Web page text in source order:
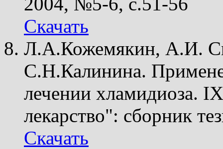
Скачать
Л.А.Кожемякин, А.И.
С.Н.Калинина.
лечении хламидиоза.
лекарство": сборник
Скачать